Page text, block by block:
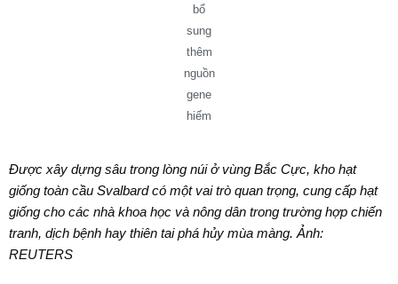
bổ
sung
thêm
nguồn
gene
hiếm
Được xây dựng sâu trong lòng núi ở vùng Bắc Cực, kho hạt
giống toàn cầu Svalbard có một vai trò quan trọng, cung cấp hạt
giống cho các nhà khoa học và nông dân trong trường hợp chiến
tranh, dịch bệnh hay thiên tai phá hủy mùa màng. Ảnh:
REUTERS